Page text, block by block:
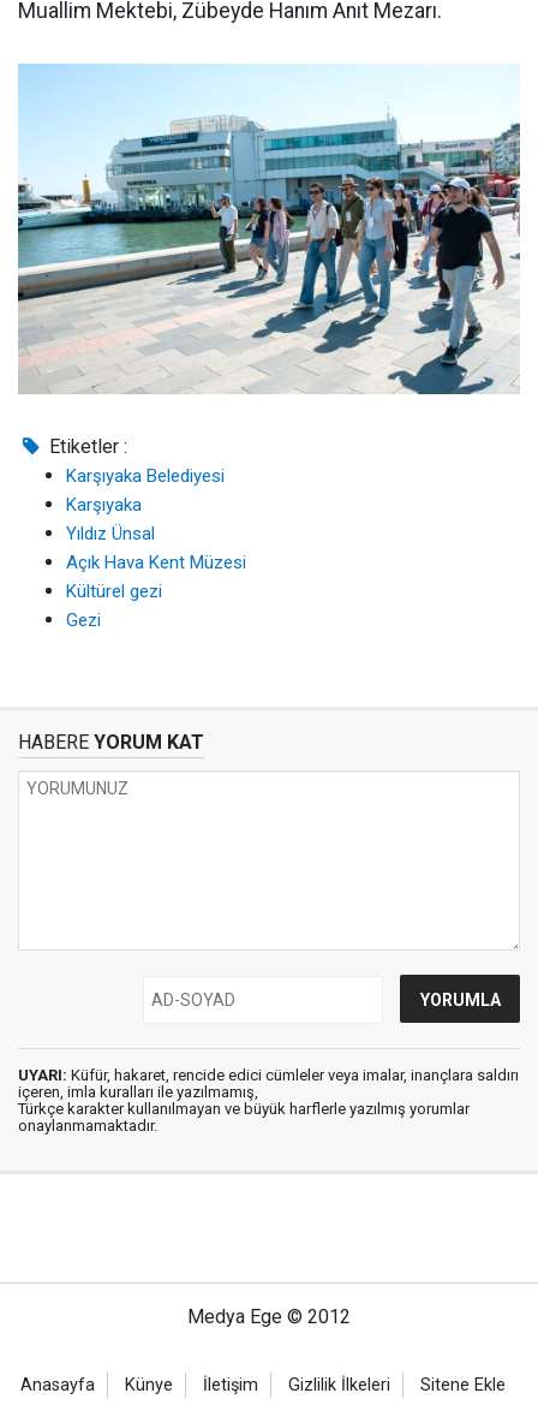
Muallim Mektebi, Zübeyde Hanım Anıt Mezarı.
Etiketler :
Karşıyaka Belediyesi
Karşıyaka
Yıldız Ünsal
Açık Hava Kent Müzesi
Kültürel gezi
Gezi
HABERE YORUM KAT
UYARI: Küfür, hakaret, rencide edici cümleler veya imalar, inançlara saldırı
içeren, imla kuralları ile yazılmamış,
Türkçe karakter kullanılmayan ve büyük harflerle yazılmış yorumlar
onaylanmamaktadır.
Medya Ege © 2012
Anasayfa Künye İletişim Gizlilik İlkeleri Sitene Ekle